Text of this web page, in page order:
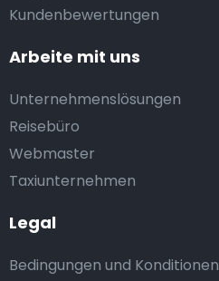
Kundenbewertungen
Arbeite mit uns
Unternehmenslösungen
Reisebüro
Webmaster
Taxiunternehmen
Legal
Bedingungen und Konditionen